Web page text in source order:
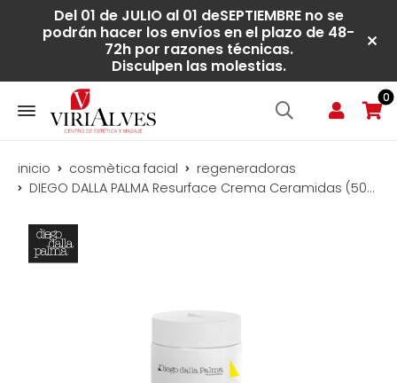
Del 01 de JULIO al 01 deSEPTIEMBRE no se
podrán hacer los envíos en el plazo de 48-
72h por razones técnicas.
Disculpen las molestias.
0
inicio cosmètica facial
regeneradoras
DIEGO DALLA PALMA Resurface Crema Ceramidas (50ml)